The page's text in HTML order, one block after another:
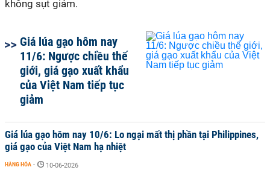
không sụt giảm.
Giá lúa gạo hôm nay
11/6: Ngược chiều thế
giới, giá gạo xuất khẩu
của Việt Nam tiếp tục
giảm
Giá lúa gạo hôm nay 10/6: Lo ngại mất thị phần tại Philippines,
giá gạo của Việt Nam hạ nhiệt
HÀNG HÓA - 10-06-2026